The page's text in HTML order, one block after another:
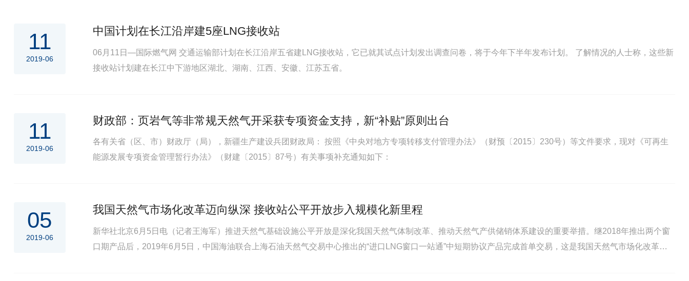
11
2019-06
中国计划在长江沿岸建5座LNG接收站
06月11日—国际燃气网 交通运输部计划在长江沿岸五省建LNG接收站，它已就其试点计划发出调查问卷，将于今年下半年发布计划。 了解情况的人士称，这些新
接收站计划建在长江中下游地区湖北、湖南、江西、安徽、江苏五省。
11
2019-06
财政部：页岩气等非常规天然气开采获专项资金支持，新“补贴”原则出台
各有关省（区、市）财政厅（局），新疆生产建设兵团财政局： 按照《中央对地方专项转移支付管理办法》（财预〔2015〕230号）等文件要求，现对《可再生
能源发展专项资金管理暂行办法》（财建〔2015〕87号）有关事项补充通知如下：
05
2019-06
我国天然气市场化改革迈向纵深 接收站公平开放步入规模化新里程
新华社北京6月5日电（记者王海军）推进天然气基础设施公平开放是深化我国天然气体制改革、推动天然气产供储销体系建设的重要举措。继2018年推出两个窗
口期产品后，2019年6月5日，中国海油联合上海石油天然气交易中心推出的“进口LNG窗口一站通”中短期协议产品完成首单交易，这是我国天然气市场化改革具